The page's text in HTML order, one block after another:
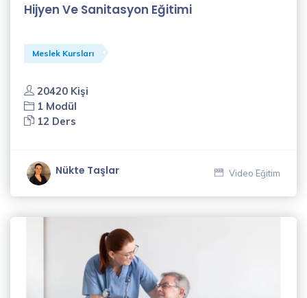
Hijyen Ve Sanitasyon Eğitimi
Meslek Kursları
20420 Kişi
1 Modül
12 Ders
Nükte Taşlar Video Eğitim